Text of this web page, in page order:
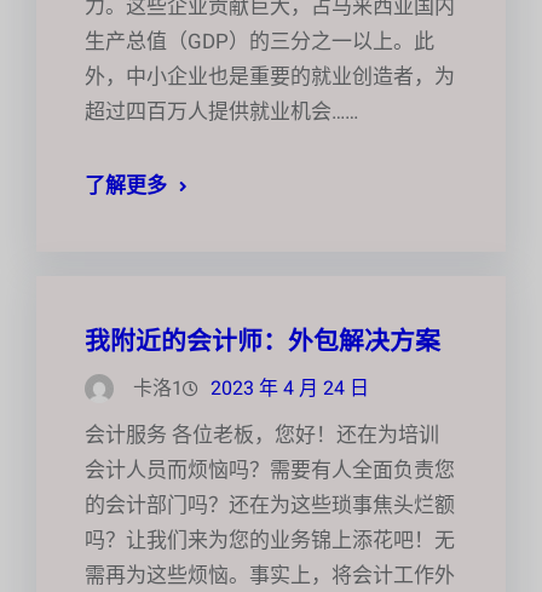
力。这些企业贡献巨大，占马来西亚国内
生产总值（GDP）的三分之一以上。此
外，中小企业也是重要的就业创造者，为
超过四百万人提供就业机会……
了解更多
我附近的会计师：外包解决方案
卡洛1 2023 年 4 月 24 日
会计服务 各位老板，您好！还在为培训
会计人员而烦恼吗？需要有人全面负责您
的会计部门吗？还在为这些琐事焦头烂额
吗？让我们来为您的业务锦上添花吧！无
需再为这些烦恼。事实上，将会计工作外